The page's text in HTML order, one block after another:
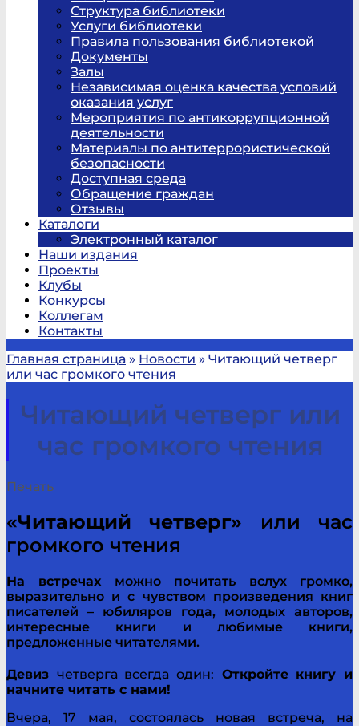
Структура библиотеки
Услуги библиотеки
Правила пользования библиотекой
Документы
Залы
Независимая оценка качества условий
оказания услуг
Мероприятия по антикоррупционной
деятельности
Материалы по антитеррористической
безопасности
Доступная среда
Обращение граждан
Отзывы
Каталоги
Электронный каталог
Наши издания
Проекты
Клубы
Конкурсы
Коллегам
Контакты
Главная страница » Новости » Читающий четверг
или час громкого чтения
Читающий четверг или
час громкого чтения
Печать
«Читающий четверг» или час
громкого чтения
На встречахможно почитать вслух громко,
выразительно и с чувством произведения книг
писателей – юбиляров года, молодых авторов,
интересные книги и любимые книги,
предложенные читателями.
Девиз четверга всегда один: Откройте книгу и
начните читать с нами!
Вчера, 17 мая, состоялась новая встреча, на